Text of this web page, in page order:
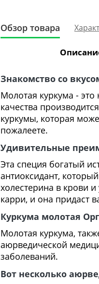
Обзор товара
Знакомство со
Молотая куркума -
качества
куркумы, которая
пожалеете.
Удивительные
Эта специя богатый
антиоксидант,
холестерина в крови
карри, и она придаст
Куркума молотая
Молотая куркума,
аюрведической
заболеваний.
Вот несколько